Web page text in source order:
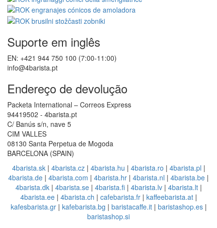
Suporte em inglês
EN: +421 944 750 100 (7:00-11:00)
info@4barista.pt
Endereço de devolução
Packeta International – Correos Express
94419502 - 4barista.pt
C/ Banús s/n, nave 5
CIM VALLES
08130 Santa Perpetua de Mogoda
BARCELONA (SPAIN)
4barista.sk| 4barista.cz| 4barista.hu | 4barista.ro | 4barista.pl |
4barista.de | 4barista.com | 4barista.hr | 4barista.nl | 4barista.be |
4barista.dk| 4barista.se| 4barista.fi| 4barista.lv| 4barista.lt|
4barista.ee| 4barista.ch | cafebarista.fr| kaffeebarista.at|
kafesbarista.gr| kafebarista.bg | baristacaffe.it| baristashop.es|
baristashop.si